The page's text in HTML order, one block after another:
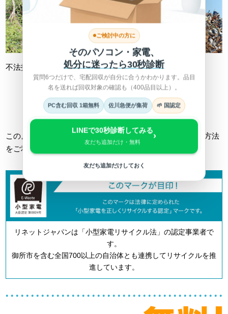
不法投棄 不適切処理
詳しくは総務省HPへ >
このようなトラブルに巻き込まれない為にも、正しい回収方法
をご利用ください。
リネットジャパンは「小型家電リサイクル法」の認定事業者で
す。
御所市を含む全国700以上の自治体とも連携してリサイクルを推
進しています。
ご検討中の方に
そのパソコン・家電、
処分に迷ったら30秒診断
質問6つだけで、宅配回収が自分に合うかわかります。品目
名を送れば回収対象の確認も（400品目以上）。
PC含む回収 1箱無料 佐川急便が集荷 🌱 国認定
LINEで30秒診断してみる
友だち追加だけ・無料
›
友だち追加だけしておく